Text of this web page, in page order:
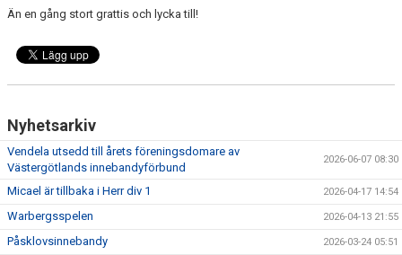
Än en gång stort grattis och lycka till!
Nyhetsarkiv
Vendela utsedd till årets föreningsdomare av
Västergötlands innebandyförbund
2026-06-07 08:30
Micael är tillbaka i Herr div 1 2026-04-17 14:54
Warbergsspelen 2026-04-13 21:55
Påsklovsinnebandy 2026-03-24 05:51